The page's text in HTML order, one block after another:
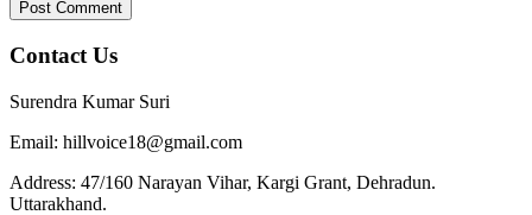
Contact Us
Surendra Kumar Suri
Email: hillvoice18@gmail.com
Address: 47/160 Narayan Vihar, Kargi Grant, Dehradun.
Uttarakhand.